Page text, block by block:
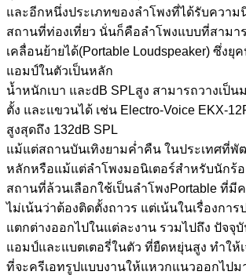
และอีกหนึ่งประเภทของลำโพงที่ได้รับควา
สถานที่ท่องเที่ยว นั่นก็คือลำโพงแบบที่สามา
เคลื่อนย้ายได้(Portable Loudspeaker) ซึ่ง
แอมป์ในตัวเป็นหลัก
น้ำหนักเบา และdB SPLสูง สามารถวางเป็น
ตั้ง และแขวนได้ เช่น Electro-Voice EKX-
สูงสุดถึง 132dB SPL
แม้แต่สถานบันเทิงยามค่ำคืน ในประเทศที่พั
หลักหรือแม้แต่ลำโพงมอนิเตอร์สำหรับนักร้
สถานที่ล้วนเลือกใช้เป็นลำโพงPortable ที่มี
ไม่เน้นว่าต้องติดตั้งถาวร แต่เน้นในเรื่องกา
แตกต่างออกไปในแต่ละงาน รวมไปถึง ปัจจุ
แอมป์และแบตเตอรี่ในตัว ที่ยืดหยุ่นสูง ทำให้
ที่จะครีเอทรูปแบบงานให้แหวกแนวออกไปม